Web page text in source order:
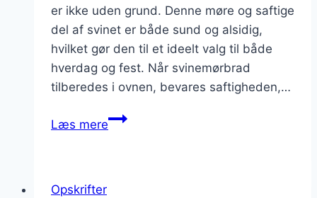
er ikke uden grund. Denne møre og saftige
del af svinet er både sund og alsidig,
hvilket gør den til et ideelt valg til både
hverdag og fest. Når svinemørbrad
tilberedes i ovnen, bevares saftigheden,…
Læs mereSvinemørbrad
Opskrifter